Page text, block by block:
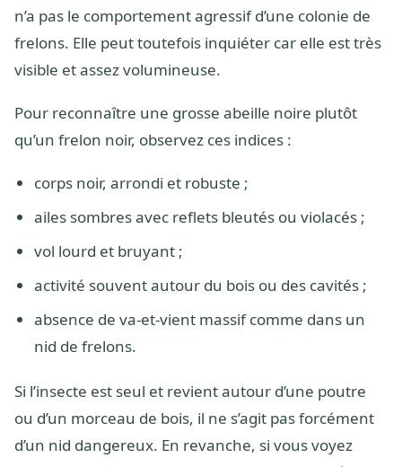
n’a pas le comportement agressif d’une colonie de
frelons. Elle peut toutefois inquiéter car elle est très
visible et assez volumineuse.
Pour reconnaître une grosse abeille noire plutôt
qu’un frelon noir, observez ces indices :
corps noir, arrondi et robuste ;
ailes sombres avec reflets bleutés ou violacés ;
vol lourd et bruyant ;
activité souvent autour du bois ou des cavités ;
absence de va-et-vient massif comme dans un
nid de frelons.
Si l’insecte est seul et revient autour d’une poutre
ou d’un morceau de bois, il ne s’agit pas forcément
d’un nid dangereux. En revanche, si vous voyez